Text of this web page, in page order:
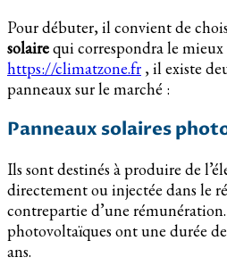
Pour débuter, il convient de
solairequi correspondra le mieux
https://climatzone.fr , il existe
panneaux sur le marché :
Panneaux solaires
Ils sont destinés à produire de
directement ou injectée dans le
contrepartie d’une
photovoltaïques ont une durée
ans.